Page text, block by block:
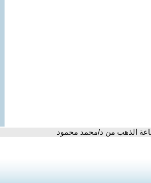
الذهب من د/محمد محمود